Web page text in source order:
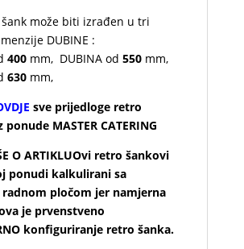
može biti izrađen u tri
DUBINE :
400mm, DUBINA od 550mm,
630mm,
sve prijedloge retro
MASTER CATERING
O ARTIKLUOvi retro šankovi
ponudi kalkulirani sa
pločom jer namjerna
je prvenstveno
konfiguriranje retro šanka.